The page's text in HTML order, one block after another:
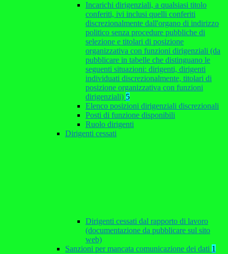
Incarichi dirigenziali, a qualsiasi titolo
conferiti, ivi inclusi quelli conferiti
discrezionalmente dall'organo di indirizzo
politico senza procedure pubbliche di
selezione e titolari di posizione
organizzativa con funzioni dirigenziali (da
pubblicare in tabelle che distinguano le
seguenti situazioni: dirigenti, dirigenti
individuati discrezionalmente, titolari di
posizione organizzativa con funzioni
dirigenziali) 5
Elenco posizioni dirigenziali discrezionali
Posti di funzione disponibili
Ruolo dirigenti
Dirigenti cessati
Dirigenti cessati dal rapporto di lavoro
(documentazione da pubblicare sul sito
web)
Sanzioni per mancata comunicazione dei dati 1